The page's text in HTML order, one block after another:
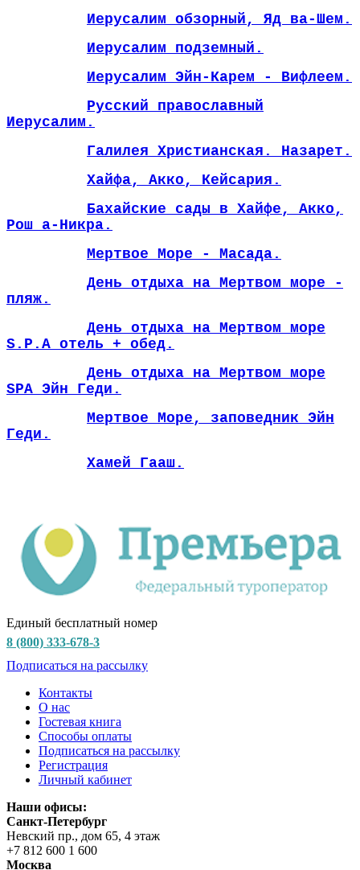
Иерусалим обзорный, Яд ва-Шем.
Иерусалим подземный.
Иерусалим Эйн-Карем - Вифлеем.
Русский православный
Иерусалим.
Галилея Христианская. Назарет.
Хайфа, Акко, Кейсария.
Бахайские сады в Хайфе, Акко,
Рош а-Никра.
Мертвое Море - Масада.
День отдыха на Мертвом море -
пляж.
День отдыха на Мертвом море
S.P.A отель + обед.
День отдыха на Мертвом море
SPA Эйн Геди.
Мертвое Море, заповедник Эйн
Геди.
Хамей Гааш.
Единый бесплатный номер
8 (800) 333-678-3
Подписаться на рассылку
Контакты
О нас
Гостевая книга
Способы оплаты
Подписаться на рассылку
Регистрация
Личный кабинет
Наши офисы:
Санкт-Петербург
Невский пр., дом 65, 4 этаж
+7 812 600 1 600
Москва